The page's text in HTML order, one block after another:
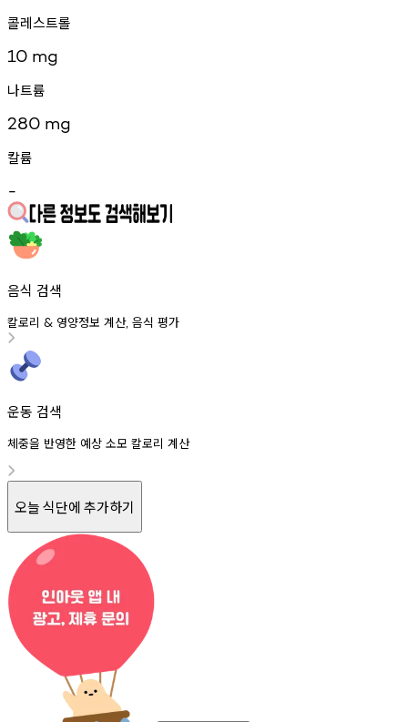
콜레스트롤
10 mg
나트륨
280 mg
칼륨
-
음식 검색
칼로리 & 영양정보 계산, 음식 평가
운동 검색
체중을 반영한 예상 소모 칼로리 계산
오늘 식단에 추가하기